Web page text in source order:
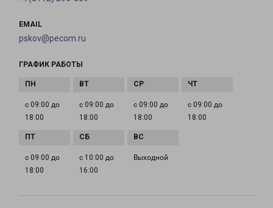
EMAIL
pskov@pecom.ru
ГРАФИК РАБОТЫ
с 09:00 до
18:00
с 09:00 до
18:00
с 09:00 до
18:00
с 09:00 до
18:00
с 09:00 до
18:00
с 10:00 до
16:00
Выходной